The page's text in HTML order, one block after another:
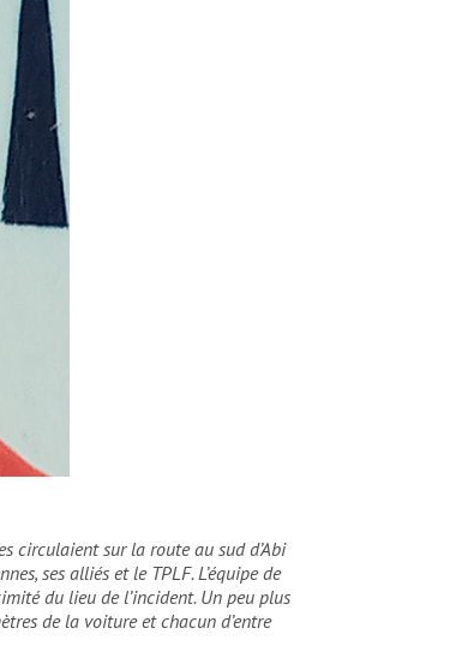
circulaient sur la route au sud d’Abi
ses alliés et le TPLF. L’équipe de
du lieu de l’incident. Un peu plus
de la voiture et chacun d’entre